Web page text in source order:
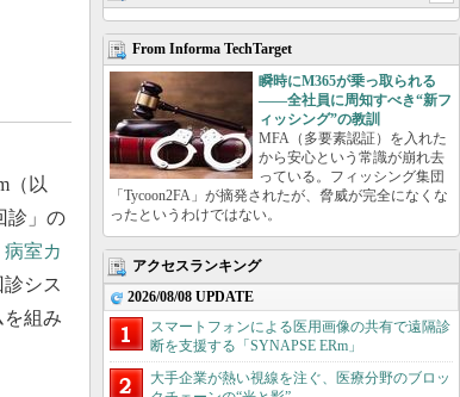
（以
診」の
室カ
シス
組み
From Informa TechTarget
瞬時にM365が乗っ取られる
――全社員に周知すべき“新フ
ィッシング”の教訓
MFA（多要素認証）を入れた
から安心という常識が崩れ去
っている。フィッシング集団
「Tycoon2FA」が摘発されたが、脅威が完全になくな
ったというわけではない。
アクセスランキング
2026/08/08 UPDATE
スマートフォンによる医用画像の共有で遠隔診
断を支援する「SYNAPSE ERm」
大手企業が熱い視線を注ぐ、医療分野のブロッ